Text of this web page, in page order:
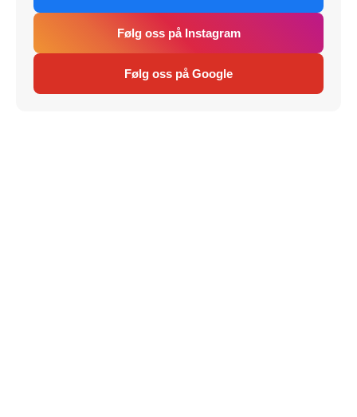
Følg oss på Instagram
Følg oss på Google